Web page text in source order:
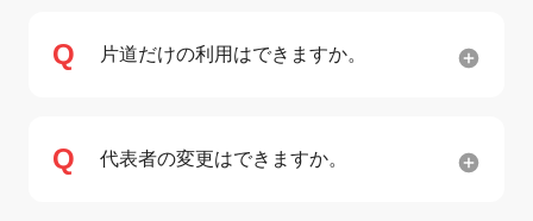
片道だけの利用はできますか。
代表者の変更はできますか。